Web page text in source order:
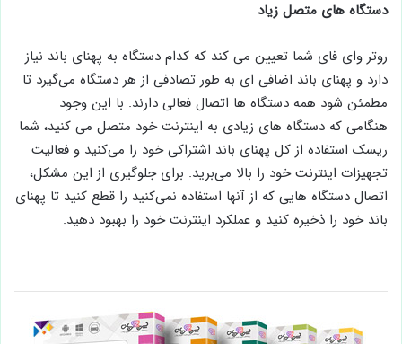
دستگاه های متصل زیاد
روتر وای فای شما تعیین می کند که کدام دستگاه به پهنای باند نیاز
دارد و پهنای باند اضافی ای به طور تصادفی از هر دستگاه می‌گیرد تا
مطمئن شود همه دستگاه ها اتصال فعالی دارند. با این وجود
هنگامی که دستگاه های زیادی به اینترنت خود متصل می کنید، شما
ریسک استفاده از کل پهنای باند اشتراکی خود را می‌کنید و فعالیت
تجهیزات اینترنت خود را بالا می‌برید. برای جلوگیری از این مشکل،
اتصال دستگاه هایی که از آنها استفاده نمی‌کنید را قطع کنید تا پهنای
باند خود را ذخیره کنید و عملکرد اینترنت خود را بهبود دهید.